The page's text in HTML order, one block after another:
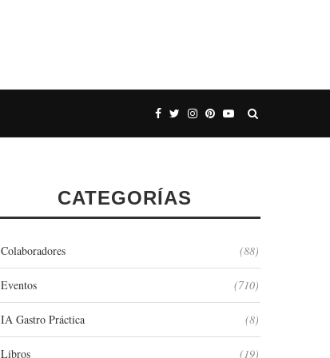
CATEGORÍAS
Colaboradores (88)
Eventos (710)
IA Gastro Práctica (8)
Libros (19)